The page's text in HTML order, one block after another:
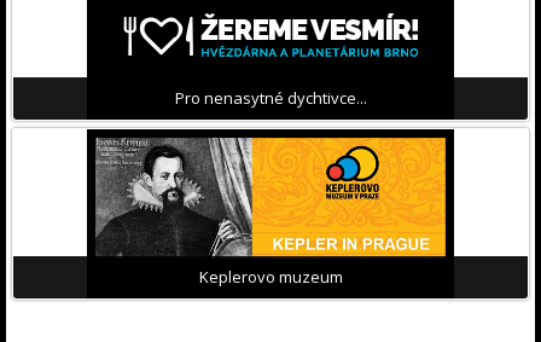
Pro nenasytné dychtivce...
Keplerovo muzeum